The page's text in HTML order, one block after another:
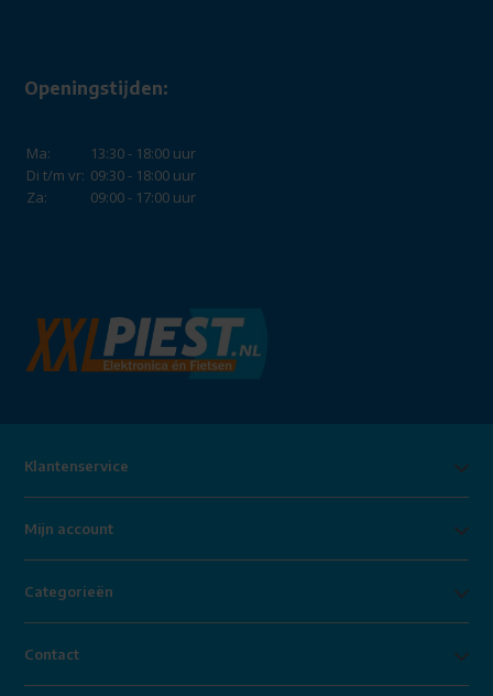
Openingstijden:
Ma:
13:30 - 18:00 uur
Di t/m vr: 09:30 - 18:00 uur
Za:
09:00 - 17:00 uur
Klantenservice
Mijn account
Categorieën
Contact